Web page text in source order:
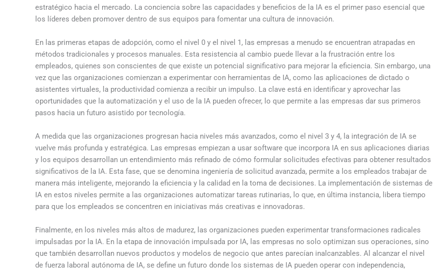
estratégico hacia el mercado. La conciencia sobre las capacidades y beneficios de la IA es el primer paso esencial que
los líderes deben promover dentro de sus equipos para fomentar una cultura de innovación.
En las primeras etapas de adopción, como el nivel 0 y el nivel 1, las empresas a menudo se encuentran atrapadas en
métodos tradicionales y procesos manuales. Esta resistencia al cambio puede llevar a la frustración entre los
empleados, quienes son conscientes de que existe un potencial significativo para mejorar la eficiencia. Sin embargo, una
vez que las organizaciones comienzan a experimentar con herramientas de IA, como las aplicaciones de dictado o
asistentes virtuales, la productividad comienza a recibir un impulso. La clave está en identificar y aprovechar las
oportunidades que la automatización y el uso de la IA pueden ofrecer, lo que permite a las empresas dar sus primeros
pasos hacia un futuro asistido por tecnología.
A medida que las organizaciones progresan hacia niveles más avanzados, como el nivel 3 y 4, la integración de IA se
vuelve más profunda y estratégica. Las empresas empiezan a usar software que incorpora IA en sus aplicaciones diarias
y los equipos desarrollan un entendimiento más refinado de cómo formular solicitudes efectivas para obtener resultados
significativos de la IA. Esta fase, que se denomina ingeniería de solicitud avanzada, permite a los empleados trabajar de
manera más inteligente, mejorando la eficiencia y la calidad en la toma de decisiones. La implementación de sistemas de
IA en estos niveles permite a las organizaciones automatizar tareas rutinarias, lo que, en última instancia, libera tiempo
para que los empleados se concentren en iniciativas más creativas e innovadoras.
Finalmente, en los niveles más altos de madurez, las organizaciones pueden experimentar transformaciones radicales
impulsadas por la IA. En la etapa de innovación impulsada por IA, las empresas no solo optimizan sus operaciones, sino
que también desarrollan nuevos productos y modelos de negocio que antes parecían inalcanzables. Al alcanzar el nivel
de fuerza laboral autónoma de IA, se define un futuro donde los sistemas de IA pueden operar con independencia,